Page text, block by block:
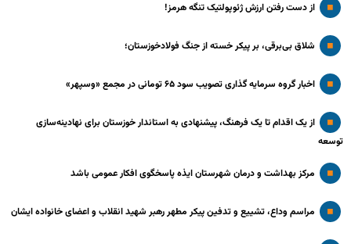
از دست رفتن ارزش ژئوپولتیک تنگه هرمز!
شلاق‌ بی‌برقی، بر پیکر خسته‌ از جنگ فولادخوزستان؛
اخبار گروه سرمایه گذاری تصویب سود ۶۵ تومانی در مجمع «وسپهر»
از یک اقدام تا یک فرهنگ، پیشنهادی به استاندار خوزستان برای نهادینه‌سازی
توسعه
مرکز بهداشت و درمان شهرستان ایذه پاسخگوی افکار عمومی باشد
مراسم وداع، تشییع و تدفین پیکر مطهر رهبر شهید انقلاب و اعضای خانواده ایشان